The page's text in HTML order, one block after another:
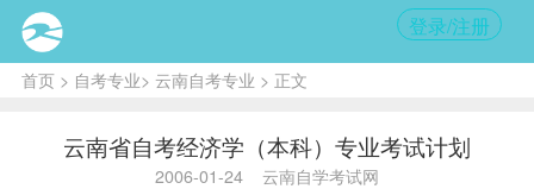
登录/注册
首页> 自考专业> 云南自考专业 > 正文
云南省自考经济学（本科）专业考试计划
2006-01-24 云南自学考试网